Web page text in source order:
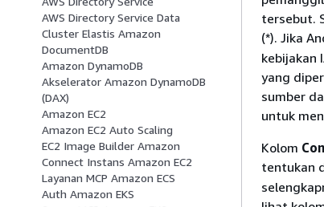
AWS Directory Service Data
Cluster Elastis Amazon
DocumentDB
Amazon DynamoDB
Akselerator Amazon DynamoDB
(DAX)
Amazon EC2
Amazon EC2 Auto Scaling
EC2 Image Builder Amazon
Connect Instans Amazon EC2
Layanan MCP Amazon ECS
Auth Amazon EKS
tersebut.
(*). Jika
kebijakan
yang
sumber
untuk
Kolom
tentukan